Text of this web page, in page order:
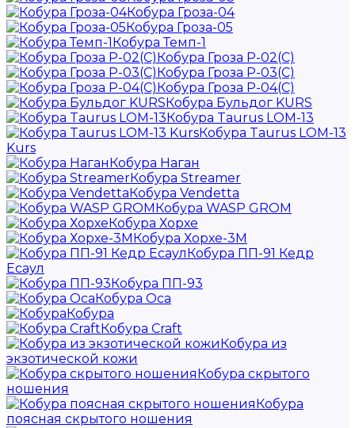
Кобура Гроза-04
Кобура Гроза-05
Кобура Темп-1
Кобура Гроза Р-02(С)
Кобура Гроза Р-03(С)
Кобура Гроза Р-04(С)
Кобура Бульдог KURS
Кобура Taurus LOM-13
Кобура Taurus LOM-13
Kurs
Кобура Наган
Кобура Streamer
Кобура Vendetta
Кобура WASP GROM
Кобура Хорхе
Кобура Хорхе-3М
Кобура ПП-91 Кедр
Есаул
Кобура ПП-93
Кобура Оса
Кобура
Кобура Craft
Кобура из
экзотической кожи
Кобура скрытого
ношения
Кобура
поясная скрытого ношения